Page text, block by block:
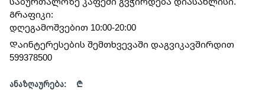
Გრაფიკი:
დღეგამოშვებით 10:00-20:00
Დაინტერესების შემთხვევაში დაგვიკავშირდით
599378500
ანაზღაურება:
₾